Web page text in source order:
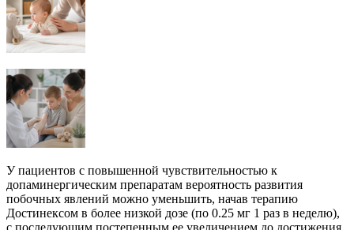
У пациентов с повышенной чувствительностью к
допаминергическим препаратам вероятность развития
побочных явлений можно уменьшить, начав терапию
Достинексом в более низкой дозе (по 0.25 мг 1 раз в неделю),
с последующим постепенным ее увеличением до достижения